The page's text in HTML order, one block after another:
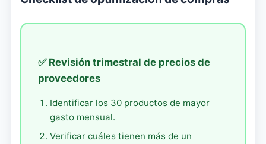
✅ Revisión trimestral de precios de
proveedores
Identificar los 30 productos de mayor
gasto mensual.
Verificar cuáles tienen más de un